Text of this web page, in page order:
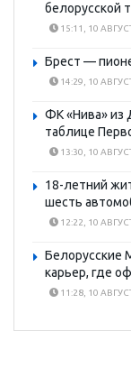
белорусской
15:11, 10
Брест —
14:29, 10
ФК «Нива» из
таблице
13:30, 10
18-летний
шесть
12:22, 10
Белорусские
карьер, где
11:28, 10